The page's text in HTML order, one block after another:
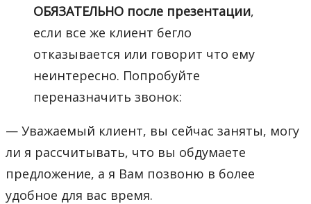
ОБЯЗАТЕЛЬНО после презентации,
если все же клиент бегло
отказывается или говорит что ему
неинтересно. Попробуйте
переназначить звонок:
— Уважаемый клиент, вы сейчас заняты, могу
ли я рассчитывать, что вы обдумаете
предложение, а я Вам позвоню в более
удобное для вас время.